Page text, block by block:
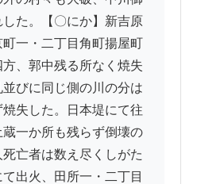
た。【〇にか】新吉原
一・二丁目角町揚屋町
、郭中残る所なく焼失
びに同じ側の川の分は
失した。日本堤にて往
一か所も残らず倒壊の
死亡者は数え尽くしがた
出火、田所一・二丁目